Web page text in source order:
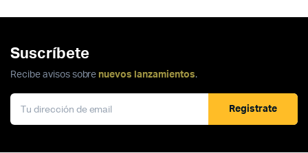
Suscríbete
Recibe avisos sobre nuevos lanzamientos.
Registrate